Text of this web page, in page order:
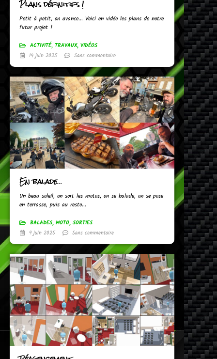
Plans définitifs !
Petit à petit, on avance... Voici en vidéo les plans de notre
futur projet !
ACTIVITÉ, TRAVAUX, VIDÉOS
14 juin 2025
Sans commentaire
En balade…
Un beau soleil, on sort les motos, on se balade, on se pose
en terrasse, puis au resto...
BALADES, MOTO, SORTIES
9 juin 2025
Sans commentaire